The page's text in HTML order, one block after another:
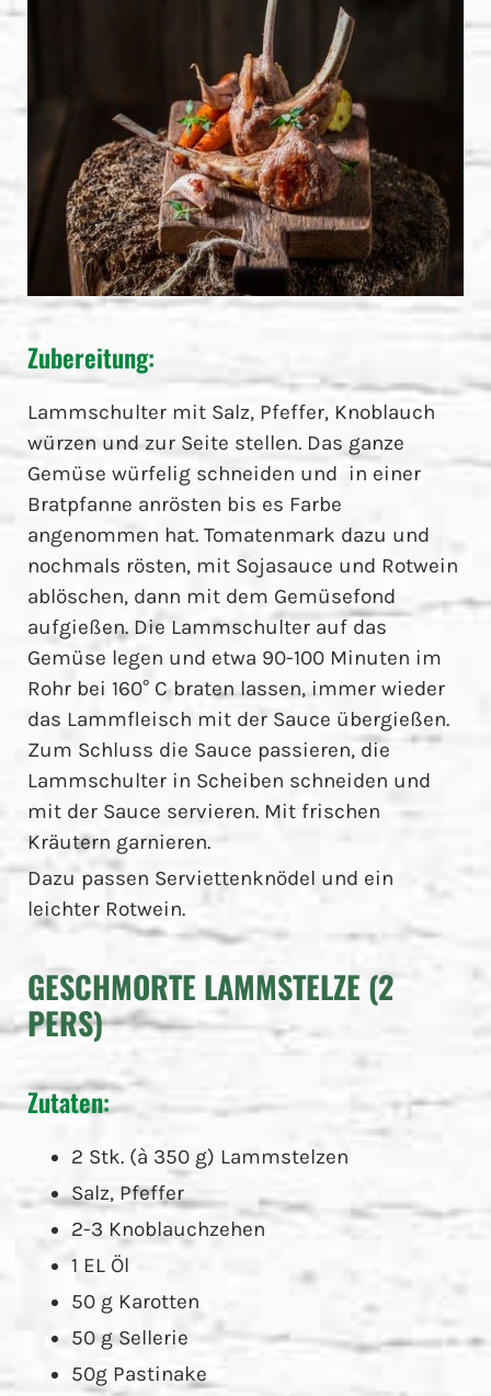
Zubereitung:
Lammschulter mit Salz, Pfeffer, Knoblauch
würzen und zur Seite stellen. Das ganze
Gemüse würfelig schneiden und in einer
Bratpfanne anrösten bis es Farbe
angenommen hat. Tomatenmark dazu und
nochmals rösten, mit Sojasauce und Rotwein
ablöschen, dann mit dem Gemüsefond
aufgießen. Die Lammschulter auf das
Gemüse legen und etwa 90-100 Minuten im
Rohr bei 160° C braten lassen, immer wieder
das Lammfleisch mit der Sauce übergießen.
Zum Schluss die Sauce passieren, die
Lammschulter in Scheiben schneiden und
mit der Sauce servieren. Mit frischen
Kräutern garnieren.
Dazu passen Serviettenknödel und ein
leichter Rotwein.
GESCHMORTE LAMMSTELZE (2
PERS)
Zutaten:
2 Stk. (à 350 g) Lammstelzen
Salz, Pfeffer
2-3 Knoblauchzehen
1 EL Öl
50 g Karotten
50 g Sellerie
50g Pastinake